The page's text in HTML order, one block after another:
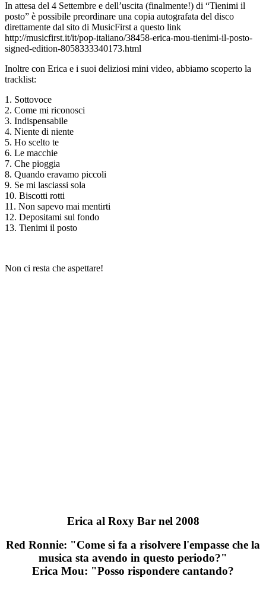
In attesa del 4 Settembre e dell’uscita (finalmente!) di “Tienimi il
posto” è possibile preordinare una copia autografata del disco
direttamente dal sito di MusicFirst a questo link
http://musicfirst.it/it/pop-italiano/38458-erica-mou-tienimi-il-posto-
signed-edition-8058333340173.html
Inoltre con Erica e i suoi deliziosi mini video, abbiamo scoperto la
tracklist:
1. Sottovoce
2. Come mi riconosci
3. Indispensabile
4. Niente di niente
5. Ho scelto te
6. Le macchie
7. Che pioggia
8. Quando eravamo piccoli
9. Se mi lasciassi sola
10. Biscotti rotti
11. Non sapevo mai mentirti
12. Depositami sul fondo
13. Tienimi il posto
Non ci resta che aspettare!
Erica al Roxy Bar nel 2008
Red Ronnie: "Come si fa a risolvere l'empasse che la
musica sta avendo in questo periodo?"
Erica Mou: "Posso rispondere cantando?